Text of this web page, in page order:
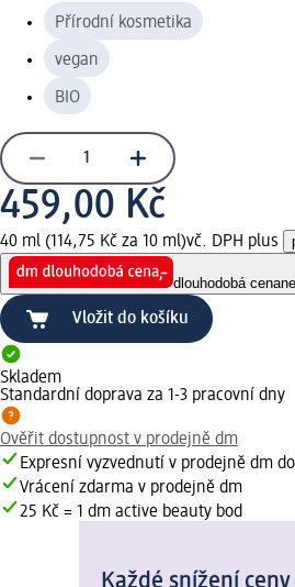
Přírodní kosmetika
vegan
BIO
459,00 Kč
40 ml (114,75 Kč za 10 ml)vč. DPH plus
dlouhodobá cena
Vložit do košíku
Skladem
Standardní doprava za 1-3 pracovní dny
Ověřit dostupnost v prodejně dm
Expresní vyzvednutí v prodejně dm
Vrácení zdarma v prodejně dm
25 Kč = 1 dm active beauty bod
Každé snížení